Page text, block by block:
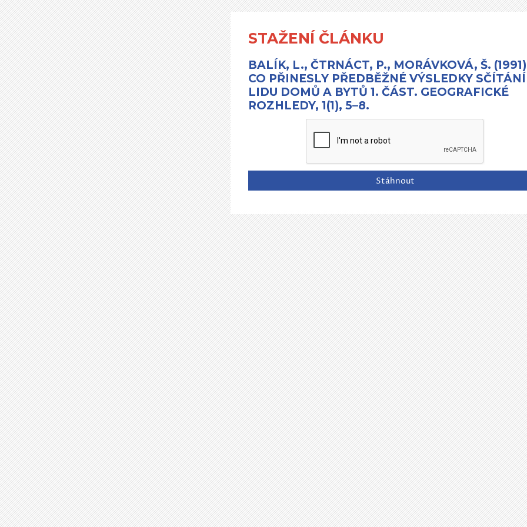
STAŽENÍ ČLÁNKU
BALÍK, L., ČTRNÁCT, P., MORÁVKOVÁ, Š.
CO PŘINESLY PŘEDBĚŽNÉ VÝSLEDKY SČÍTÁNÍ
LIDU DOMŮ A BYTŮ 1. ČÁST. GEOGRAFICKÉ
ROZHLEDY, 1(1), 5–8.